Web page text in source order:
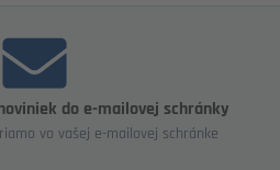
do e-mailovej schránky
vo vašej e-mailovej schránke